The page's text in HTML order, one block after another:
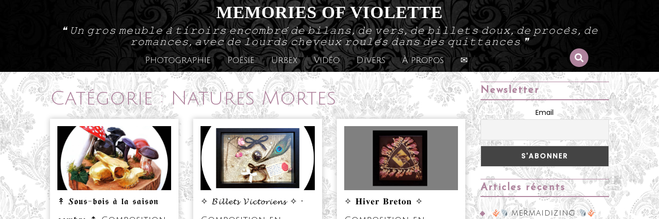
MEMORIES OF VIOLETTE
❝ 𝚄𝚗 𝚐𝚛𝚘𝚜 𝚖𝚎𝚞𝚋𝚕𝚎 𝚊̀ 𝚝𝚒𝚛𝚘𝚒𝚛𝚜 𝚎𝚗𝚌𝚘𝚖𝚋𝚛𝚎́ 𝚍𝚎 𝚋𝚒𝚕𝚊𝚗𝚜, 𝚍𝚎 𝚟𝚎𝚛𝚜, 𝚍𝚎 𝚋𝚒𝚕𝚕𝚎𝚝𝚜 𝚍𝚘𝚞𝚡, 𝚍𝚎 𝚙𝚛𝚘𝚌𝚎̀𝚜, 𝚍𝚎
𝚛𝚘𝚖𝚊𝚗𝚌𝚎𝚜, 𝚊𝚟𝚎𝚌 𝚍𝚎 𝚕𝚘𝚞𝚛𝚍𝚜 𝚌𝚑𝚎𝚟𝚎𝚞𝚡 𝚛𝚘𝚞𝚕𝚎́𝚜 𝚍𝚊𝚗𝚜 𝚍𝚎𝚜 𝚚𝚞𝚒𝚝𝚝𝚊𝚗𝚌𝚎𝚜 ❞
Photographie Poésie Urbex Vidéo Divers À propos ✉
Catégorie :Natures Mortes
↟ 𝑺𝖔𝖚𝖘-𝖇𝖔𝖎𝖘 𝖆̀ 𝖑𝖆 𝖘𝖆𝖎𝖘𝖔𝖓
✧ 𝓑𝓲𝓵𝓵𝓮𝓽𝓼 𝓥𝓲𝓬𝓽𝓸𝓻𝓲𝓮𝓷𝓼 ✧ •
✧ 𝐇𝐢𝐯𝐞𝐫 𝐁𝐫𝐞𝐭𝐨𝐧 ✧
Newsletter
Email
Articles récents
MERMAIDIZING